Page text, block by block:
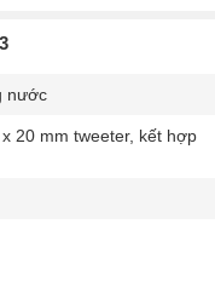
nước
20 mm tweeter, kết hợp